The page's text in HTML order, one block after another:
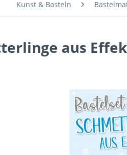
Kunst & Basteln
aus